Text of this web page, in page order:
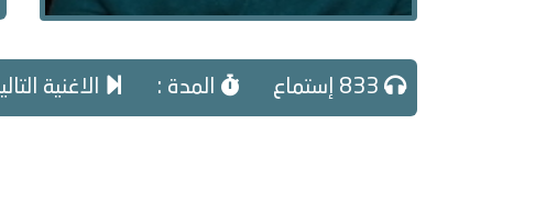
المدة : الاغنية